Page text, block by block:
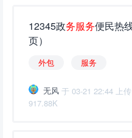
12345政务服务便民热
页）
外包 服务
无风 于 03-21 22:44 上传
917.88K